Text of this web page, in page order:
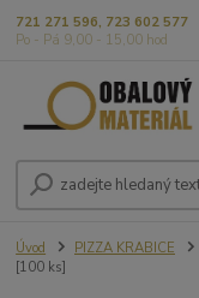
721 271 596, 723 602 577
Po - Pá 9,00 - 15,00 hod
Úvod PIZZA KRABICE
[100 ks]